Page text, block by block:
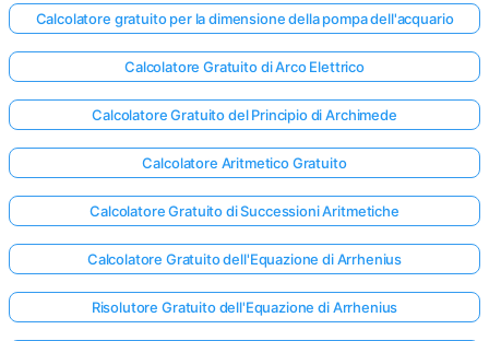
Calcolatore gratuito per la dimensione della pompa dell'acquario
Calcolatore Gratuito di Arco Elettrico
Calcolatore Gratuito del Principio di Archimede
Calcolatore Aritmetico Gratuito
Calcolatore Gratuito di Successioni Aritmetiche
Calcolatore Gratuito dell'Equazione di Arrhenius
Risolutore Gratuito dell'Equazione di Arrhenius